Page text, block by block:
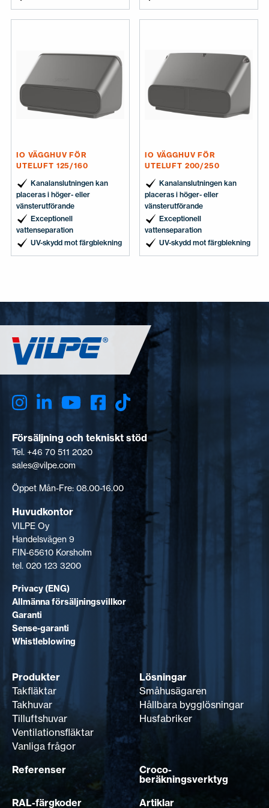
IO VÄGGHUV FÖR
UTELUFT 125/160
Kanalanslutningen kan
placeras i höger- eller
vänsterutförande
Exceptionell
vattenseparation
UV-skydd mot färgblekning
IO VÄGGHUV FÖR
UTELUFT 200/250
Kanalanslutningen kan
placeras i höger- eller
vänsterutförande
Exceptionell
vattenseparation
UV-skydd mot färgblekning
Försäljning och tekniskt stöd
Tel. +46 70 511 2020
sales@vilpe.com
Öppet Mån-Fre: 08.00-16.00
Huvudkontor
VILPE Oy
Handelsvägen 9
FIN-65610 Korsholm
tel. 020 123 3200
Privacy (ENG)
Allmänna försäljningsvillkor
Garanti
Sense-garanti
Whistleblowing
Produkter
Takfläktar
Takhuvar
Tilluftshuvar
Ventilationsfläktar
Vanliga frågor
Lösningar
Småhusägaren
Hållbara bygglösningar
Husfabriker
Referenser
Croco-
beräkningsverktyg
RAL-färgkoder
Artiklar